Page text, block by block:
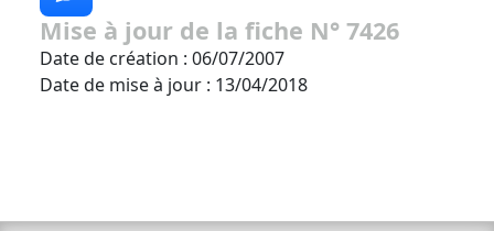
Mise à jour de la fiche N° 7426
Date de création : 06/07/2007
Date de mise à jour : 13/04/2018